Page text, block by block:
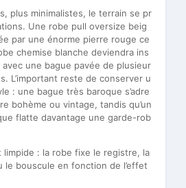
plus minimalistes, le terrain se pr
Une robe pull oversize beig
par une énorme pierre rouge ce
chemise blanche deviendra ins
une bague pavée de plusieur
L’important reste de conserver u
: une bague très baroque s’adre
bohème ou vintage, tandis qu’un
flatte davantage une garde-rob
limpide : la robe fixe le registre, la
le bouscule en fonction de l’effet